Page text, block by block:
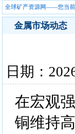
全球矿产资源网——您当前
金属市场动态
日期：
在宏观
铜维持